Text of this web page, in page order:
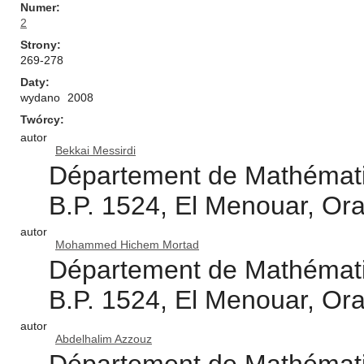
Numer
2
Strony
269-278
Daty
wydano
2008
Twórcy
autor
Bekkai Messirdi
Département de
B.P. 1524, El Menouar,
autor
Mohammed Hichem Mortad
Département de
B.P. 1524, El Menouar,
autor
Abdelhalim Azzouz